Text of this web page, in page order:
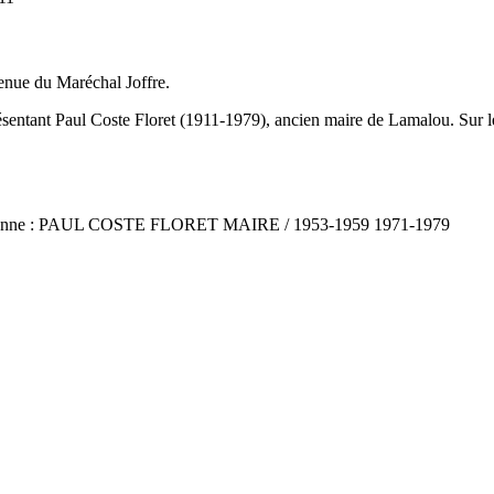
du Maréchal Joffre.
Paul Coste Floret (1911-1979), ancien maire de Lamalou. Sur
: PAUL COSTE FLORET MAIRE / 1953-1959 1971-1979